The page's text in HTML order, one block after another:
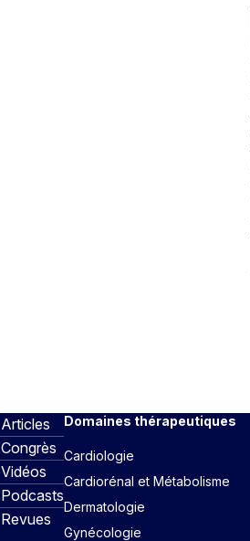
Articles
Congrès
Vidéos
Podcasts
Revues
Domaines thérapeutiques
Cardiologie
Cardiorénal et Métabolisme
Dermatologie
Gynécologie